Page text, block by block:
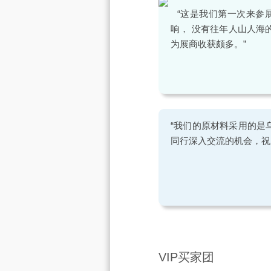
“这是我们第一次来参
响， 没有往年人山人海
为展商收获颇多。”
“我们的原材料采用的
同行深入交流的机会，
VIP买家团